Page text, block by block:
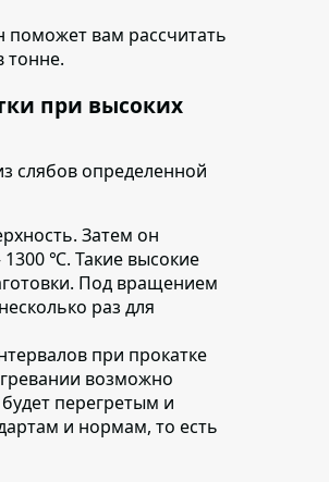
поможет вам рассчитать
тонне.
при высоких
слябов определенной
Затем он
℃. Такие высокие
Под вращением
раз для
при прокатке
возможно
перегретым и
и нормам, то есть